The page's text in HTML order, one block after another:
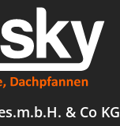
& Co KG